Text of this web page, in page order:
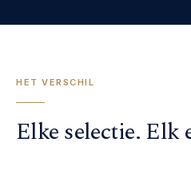
HET VERSCHIL
Elke selectie. Elk